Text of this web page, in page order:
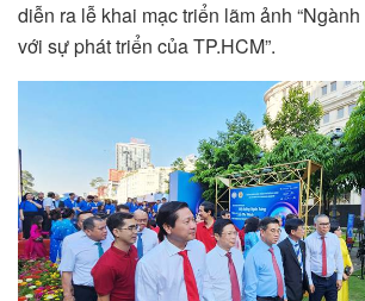
diễn ra lễ khai mạc triển lãm ảnh
với sự phát triển của TP.HCM”.